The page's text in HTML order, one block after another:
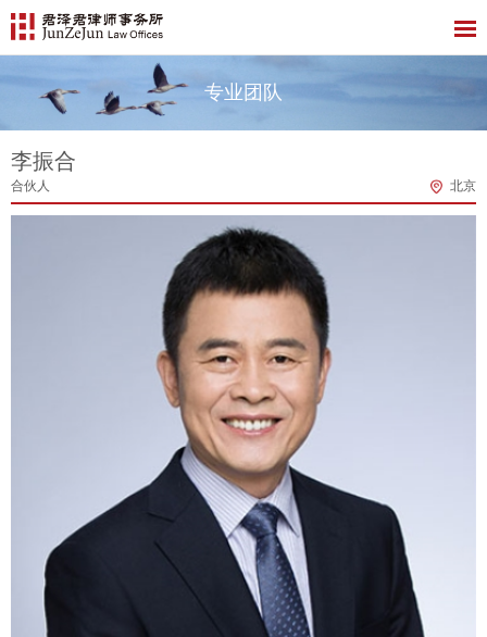
专业团队
李振合
合伙人 北京